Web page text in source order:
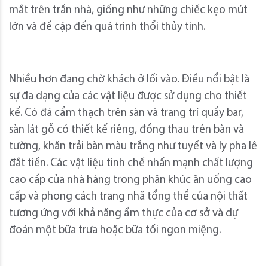
mắt trên trần nhà, giống như những chiếc kẹo mút
lớn và đề cập đến quá trình thổi thủy tinh.
Nhiều hơn đang chờ khách ở lối vào. Điều nổi bật là
sự đa dạng của các vật liệu được sử dụng cho thiết
kế. Có đá cẩm thạch trên sàn và trang trí quầy bar,
sàn lát gỗ có thiết kế riêng, đồng thau trên bàn và
tường, khăn trải bàn màu trắng như tuyết và ly pha lê
đắt tiền. Các vật liệu tinh chế nhấn mạnh chất lượng
cao cấp của nhà hàng trong phân khúc ăn uống cao
cấp và phong cách trang nhã tổng thể của nội thất
tương ứng với khả năng ẩm thực của cơ sở và dự
đoán một bữa trưa hoặc bữa tối ngon miệng.